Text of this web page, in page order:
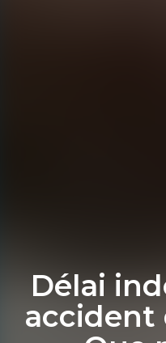
Délai
accident